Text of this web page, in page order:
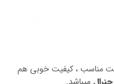
مناسب ، کیفیت خوبی هم